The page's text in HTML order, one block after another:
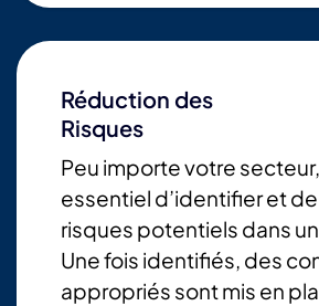
Réduction des
Risques
Peu importe votre
essentiel d’identifier et
risques potentiels dans
Une fois identifiés, des
appropriés sont mis en